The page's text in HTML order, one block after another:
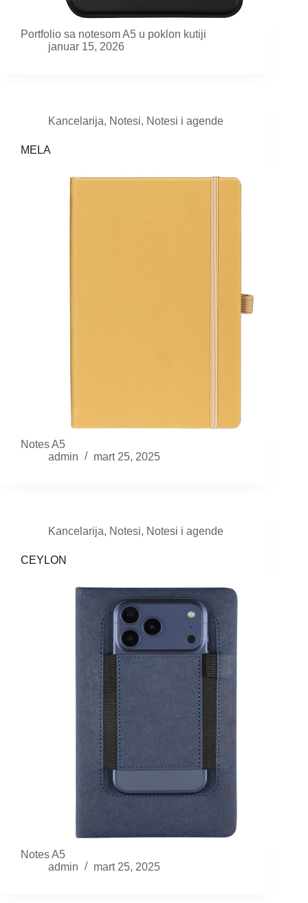
Portfolio sa notesom A5 u poklon kutiji
januar 15, 2026
Kancelarija, Notesi, Notesi i agende
MELA
Notes A5
admin
mart 25, 2025
Kancelarija, Notesi, Notesi i agende
CEYLON
Notes A5
admin
mart 25, 2025